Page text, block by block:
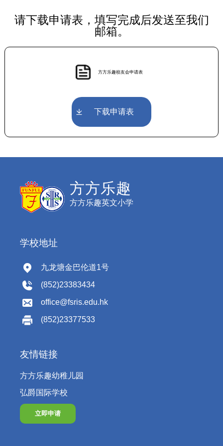
请下载申请表，填写完成后发送至我们
邮箱。
方方乐趣校友会申请表
下载申请表
方方乐趣
方方乐趣英文小学
学校地址
九龙塘金巴伦道1号
(852)23383434
office@fsris.edu.hk
(852)23377533
友情链接
方方乐趣幼稚儿园
弘爵国际学校
立即申请